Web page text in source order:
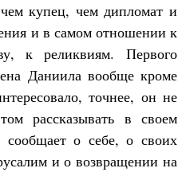
купец, чем дипломат и
и в самом отношении к
к реликвиям. Первого
Даниила вообще кроме
точнее, он не
рассказывать в своем
о себе, о своих
и о возвращении на